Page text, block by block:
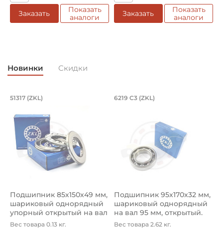
Заказать
Показать
аналоги
Заказать
Показать
аналоги
Новинки Скидки
Подшипник 85х150х49 мм,
51317 (ZKL)
Подшипник 85х150х49 мм,
шариковый однорядный
упорный открытый на вал
85...
Вес товара 0.13 кг.
Подшипник
6219 C3 (ZKL)
Подшипник 95х170х32 мм,
шариковый однорядный
на вал 95 мм, открытый.
Ар...
Вес товара 2.62 кг.